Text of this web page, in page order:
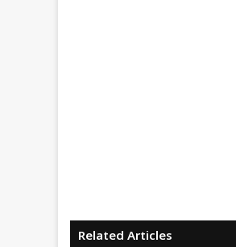
Related Articles